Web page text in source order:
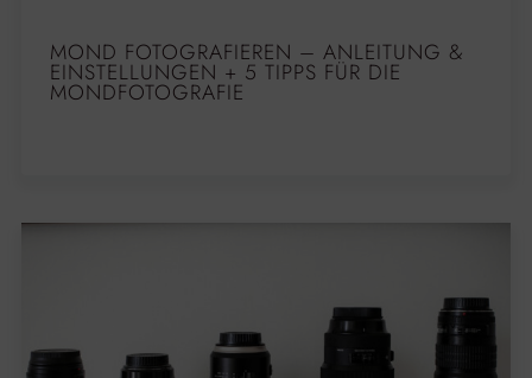
MOND FOTOGRAFIEREN – ANLEITUNG &
EINSTELLUNGEN + 5 TIPPS FÜR DIE
MONDFOTOGRAFIE